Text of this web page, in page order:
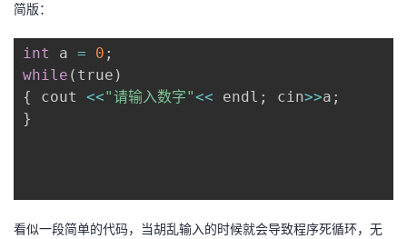
发
者
我
客
论
的
我
简版：
int a = 0 ;
while ( true )
{
cout <<"请输入数字"<< endl ; cin>>a ;
}
看似一段简单的代码，当胡乱输入的时候就会导致程序死循环，无